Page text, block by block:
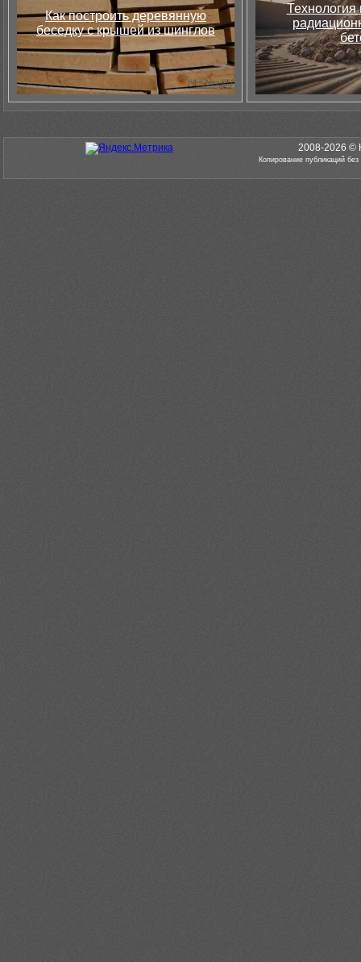
Как построить деревянную
беседку с крышей из шинглов
Технология
2008-2026 ©
Копирование публикаций